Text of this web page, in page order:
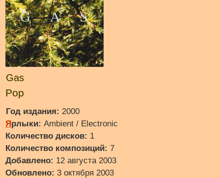
Gas
Pop
Год издания: 2000
Ярлыки: Ambient / Electronic
Количество дисков: 1
Количество композиций: 7
Добавлено: 12 августа 2003
Обновлено: 3 октября 2003